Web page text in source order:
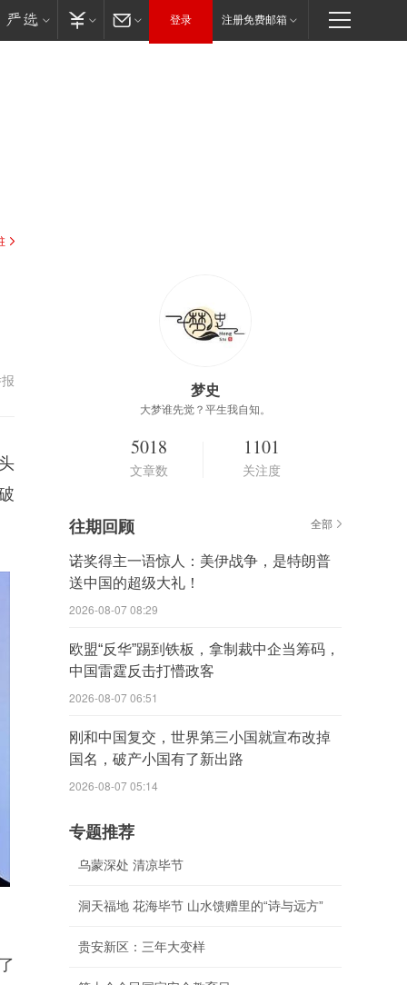
登录 注册免费邮箱
梦史
大梦谁先觉？平生我自知。
5018
文章数
1101
关注度
往期回顾 全部
诺奖得主一语惊人：美伊战争，是特朗普
送中国的超级大礼！
2026-08-07 08:29
欧盟“反华”踢到铁板，拿制裁中企当筹码，
中国雷霆反击打懵政客
2026-08-07 06:51
刚和中国复交，世界第三小国就宣布改掉
国名，破产小国有了新出路
2026-08-07 05:14
专题推荐
乌蒙深处 清凉毕节
洞天福地 花海毕节 山水馈赠里的“诗与远方”
贵安新区：三年大变样